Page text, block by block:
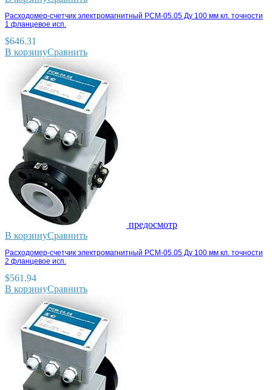
Расходомер-счетчик электромагнитный РСМ-05.05 Ду 100 мм кл. точности
1 фланцевое исп.
$646.31
В корзинуСравнить
предосмотр
В корзинуСравнить
Расходомер-счетчик электромагнитный РСМ-05.05 Ду 100 мм кл. точности
2 фланцевое исп.
$561.94
В корзинуСравнить